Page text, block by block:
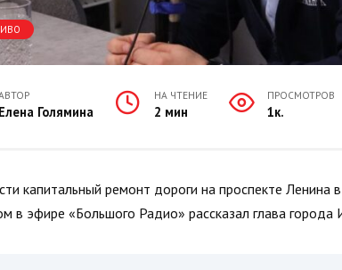
Елена Голямина
НА ЧТЕНИЕ
2 мин
ПРОСМОТРОВ
1к.
капитальный ремонт дороги на проспекте
в эфире «Большого Радио» рассказал глава города